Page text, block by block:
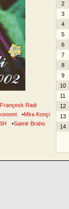
Françesk Radi
•Mira Konçi
•Saimir Braho
2
3
4
5
6
7
8
9
10
11
12
13
14